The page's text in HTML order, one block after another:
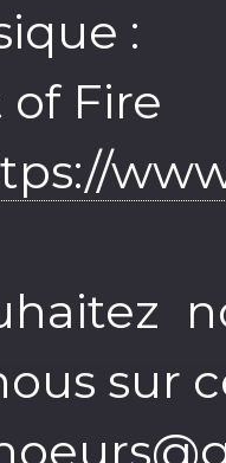
:
of Fire
sur